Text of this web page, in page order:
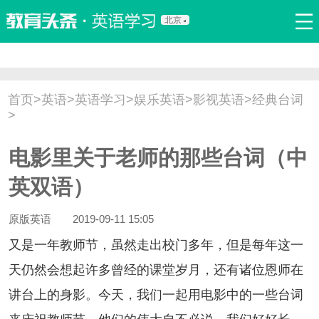
北京
双语新闻 口译翻译 职场英语 娱乐英语 少儿英语
流行语 新概念
首页>英语>英语学习 >娱乐英语>影视英语>经典台词
>
电影里关于老师的那些台词（中
英双语）
原版英语 2019-09-11 15:05
一年教师节，虽然走出校门多年，但是每年这一
天仍然会想起许多曾经的课堂岁月，还有诸位恩师在
讲台上的身影。今天，我们一起用电影中的一些台词